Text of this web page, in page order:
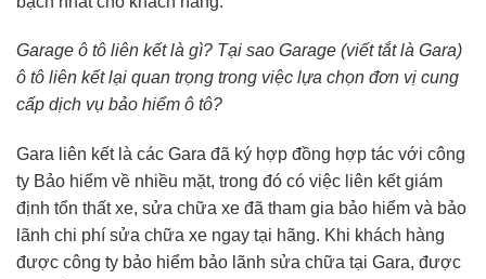
Garage ô tô liên kết là gì? Tại sao Garage (viết tắt là Gara)
ô tô liên kết lại quan trọng trong việc lựa chọn đơn vị cung
cấp dịch vụ bảo hiểm ô tô?
Gara liên kết là các Gara đã ký hợp đồng hợp tác với công
ty Bảo hiểm về nhiều mặt, trong đó có việc liên kết giám
định tổn thất xe, sửa chữa xe đã tham gia bảo hiểm và bảo
lãnh chi phí sửa chữa xe ngay tại hãng. Khi khách hàng
được công ty bảo hiểm bảo lãnh sửa chữa tại Gara, được